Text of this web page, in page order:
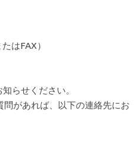
はFAX）
らせください。
があれば、以下の連絡先にお